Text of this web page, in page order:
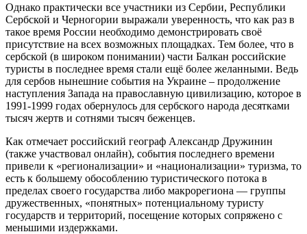
Однако практически все участники из Сербии, Республики
Сербской и Черногории выражали уверенность, что как раз в
такое время России необходимо демонстрировать своё
присутствие на всех возможных площадках. Тем более, что в
сербской (в широком понимании) части Балкан российские
туристы в последнее время стали ещё более желанными. Ведь
для сербов нынешние события на Украине – продолжение
наступления Запада на православную цивилизацию, которое в
1991-1999 годах обернулось для сербского народа десятками
тысяч жертв и сотнями тысяч беженцев.
Как отмечает российский географ Александр Дружинин
(также участвовал онлайн), события последнего времени
привели к «регионализации» и «национализации» туризма, то
есть к большему обособлению туристического потока в
пределах своего государства либо макрорегиона — группы
дружественных, «понятных» потенциальному туристу
государств и территорий, посещение которых сопряжено с
меньшими издержками.